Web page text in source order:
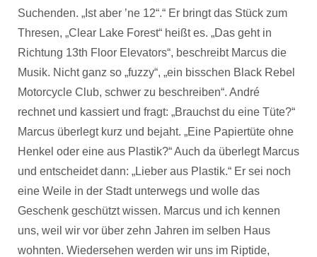
Suchenden. „Ist aber ’ne 12“.“ Er bringt das Stück zum
Thresen, „Clear Lake Forest“ heißt es. „Das geht in
Richtung 13th Floor Elevators“, beschreibt Marcus die
Musik. Nicht ganz so „fuzzy“, „ein bisschen Black Rebel
Motorcycle Club, schwer zu beschreiben“. André
rechnet und kassiert und fragt: „Brauchst du eine Tüte?“
Marcus überlegt kurz und bejaht. „Eine Papiertüte ohne
Henkel oder eine aus Plastik?“ Auch da überlegt Marcus
und entscheidet dann: „Lieber aus Plastik.“ Er sei noch
eine Weile in der Stadt unterwegs und wolle das
Geschenk geschützt wissen. Marcus und ich kennen
uns, weil wir vor über zehn Jahren im selben Haus
wohnten. Wiedersehen werden wir uns im Riptide,